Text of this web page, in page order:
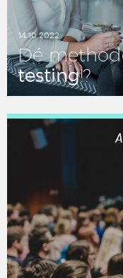
14.10.2022
Dé
testing!?
LEES DIT ARTIKEL